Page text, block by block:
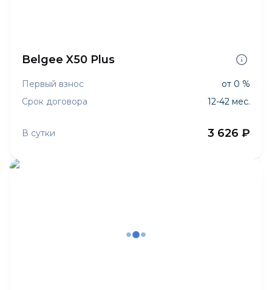
Belgee X50 Plus
Первый взнос
от 0 %
Срок договора
12-42 мес.
В сутки 3 626 ₽